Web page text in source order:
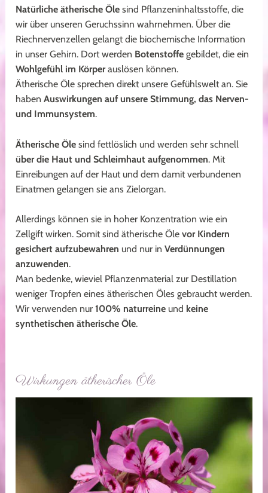
Natürliche ätherische Öle sind Pflanzeninhaltsstoffe, die
wir über unseren Geruchssinn wahrnehmen. Über die
Riechnervenzellen gelangt die biochemische Information
in unser Gehirn. Dort werden Botenstoffe gebildet, die ein
Wohlgefühl im Körperauslösen können.
Ätherische Öle sprechen direkt unsere Gefühlswelt an. Sie
habenAuswirkungen auf unsere Stimmung, das Nerven-
und Immunsystem.
Ätherische Öle sind fettlöslich und werden sehr schnell
über die Haut und Schleimhaut aufgenommen. Mit
Einreibungen auf der Haut und dem damit verbundenen
Einatmen gelangen sie ans Zielorgan.
Allerdings können sie in hoher Konzentration wie ein
Zellgift wirken. Somit sind ätherische Ölevor Kindern
gesichert aufzubewahren und nur in Verdünnungen
anzuwenden.
Man bedenke, wieviel Pflanzenmaterial zur Destillation
weniger Tropfen eines ätherischen Öles gebraucht werden.
Wir verwenden nur100% naturreine und keine
synthetischen ätherische Öle.
Wirkungen ätherischer Öle